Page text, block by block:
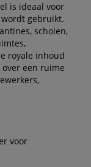
is ideaal voor
gebruikt.
scholen,
royale inhoud
een ruime
voor